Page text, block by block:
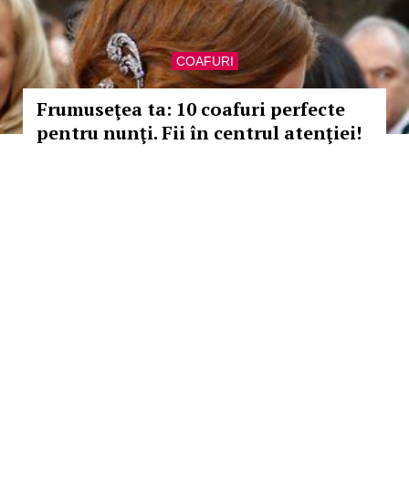
COAFURI
Frumuseţea ta: 10 coafuri perfecte
pentru nunţi. Fii în centrul atenţiei!